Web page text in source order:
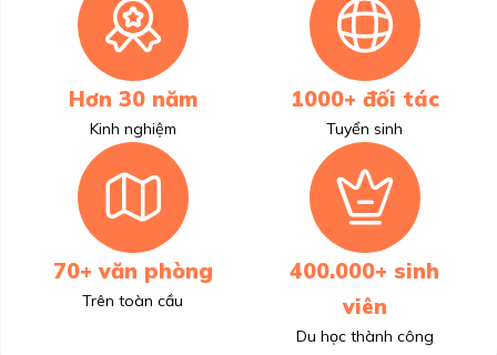
Hơn 30 năm
Kinh nghiệm
1000+ đối tác
Tuyển sinh
70+ văn phòng
Trên toàn cầu
400.000+ sinh
viên
Du học thành công